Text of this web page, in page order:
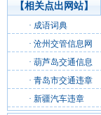
【相关点出网站】
· 成语词典
· 沧州交管信息网
· 葫芦岛交通信息
· 青岛市交通违章
· 新疆汽车违章